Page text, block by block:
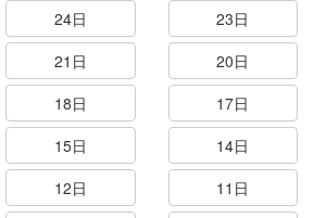
24日
23日
21日
20日
18日
17日
15日
14日
12日
11日